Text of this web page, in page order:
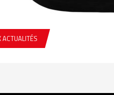
ACTUALITÉS